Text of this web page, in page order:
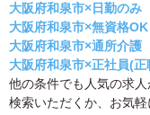
大阪府和泉市×日勤のみ
大阪府和泉市×無資格OK
大阪府和泉市×通所介護
大阪府和泉市×正社員(正
他の条件でも人気の求
検索いただくか、お気軽